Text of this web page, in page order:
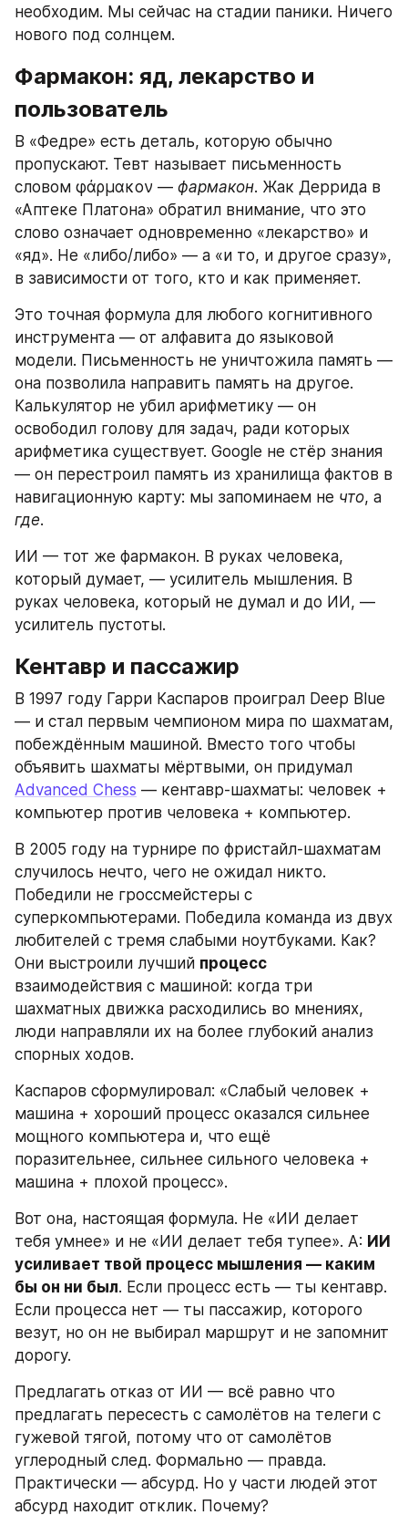
необходим. Мы сейчас на стадии паники. Ничего
нового под солнцем.
Фармакон: яд, лекарство и
пользователь
В «Федре» есть деталь, которую обычно
пропускают. Тевт называет письменность
словом φάρμακον — фармакон. Жак Деррида в
«Аптеке Платона» обратил внимание, что это
слово означает одновременно «лекарство» и
«яд». Не «либо/либо» — а «и то, и другое сразу»,
в зависимости от того, кто и как применяет.
Это точная формула для любого когнитивного
инструмента — от алфавита до языковой
модели. Письменность не уничтожила память —
она позволила направить память на другое.
Калькулятор не убил арифметику — он
освободил голову для задач, ради которых
арифметика существует. Google не стёр знания
— он перестроил память из хранилища фактов в
навигационную карту: мы запоминаем не что
где.
ИИ — тот же фармакон. В руках человека,
который думает, — усилитель мышления. В
руках человека, который не думал и до ИИ, —
усилитель пустоты.
Кентавр и пассажир
В 1997 году Гарри Каспаров проиграл Deep Blue
— и стал первым чемпионом мира по шахматам,
побеждённым машиной. Вместо того чтобы
Advanced Chess — кентавр-шахматы: человек +
компьютер против человека + компьютер.
В 2005 году на турнире по фристайл-шахматам
случилось нечто, чего не ожидал никто.
Победили не гроссмейстеры с
суперкомпьютерами. Победила команда из двух
любителей с тремя слабыми ноутбуками. Как?
Они выстроили лучший процесс
взаимодействия с машиной: когда три
шахматных движка расходились во мнениях,
люди направляли их на более глубокий анализ
спорных ходов.
Каспаров сформулировал: «Слабый человек +
машина + хороший процесс оказался сильнее
мощного компьютера и, что ещё
поразительнее, сильнее сильного человека +
машина + плохой процесс».
Вот она, настоящая формула. Не «ИИ делает
тебя умнее» и не «ИИ делает тебя тупее». А: ИИ
усиливает твой процесс мышления — каким
бы он ни был. Если процесс есть — ты кентавр.
Если процесса нет — ты пассажир, которого
везут, но он не выбирал маршрут и не запомнит
дорогу.
Предлагать отказ от ИИ — всё равно что
предлагать пересесть с самолётов на телеги с
гужевой тягой, потому что от самолётов
углеродный след. Формально — правда.
Практически — абсурд. Но у части людей этот
абсурд находит отклик. Почему?